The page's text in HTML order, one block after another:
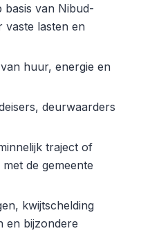
basis van Nibud-
vaste lasten en
huur, energie en
deurwaarders
traject of
de gemeente
kwijtschelding
en bijzondere